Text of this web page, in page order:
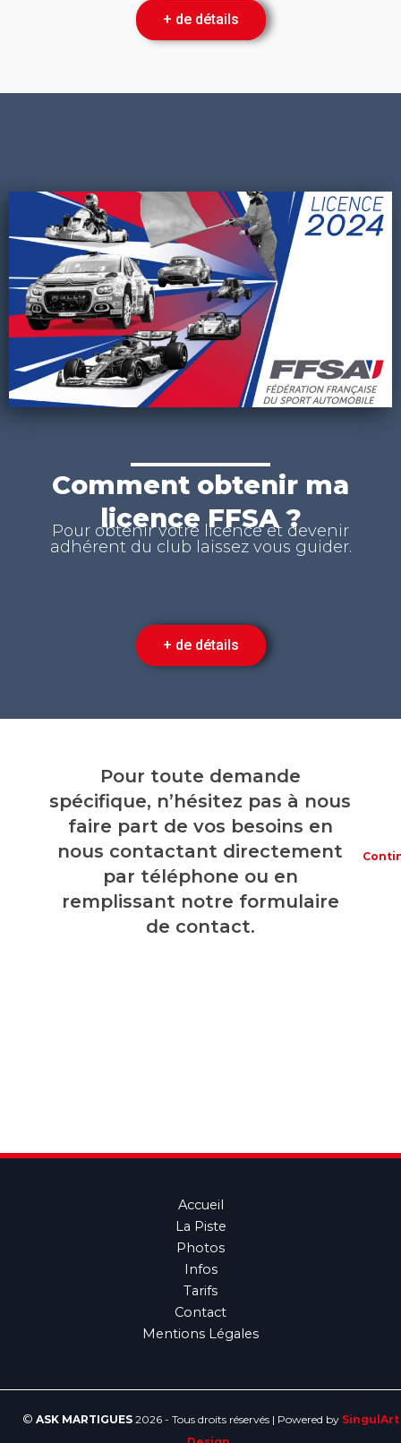
+ de détails
Comment obtenir ma
licence FFSA ?
Pour obtenir votre licence et devenir
adhérent du club laissez vous guider.
+ de détails
Pour toute demande
spécifique, n’hésitez pas à nous
faire part de vos besoins en
nous contactant directement
par téléphone ou en
remplissant notre formulaire
de contact.
Accueil
La Piste
Photos
Infos
Tarifs
Contact
Mentions Légales
© ASK MARTIGUES 2026 - Tous droits réservés | Powered by SingulArt